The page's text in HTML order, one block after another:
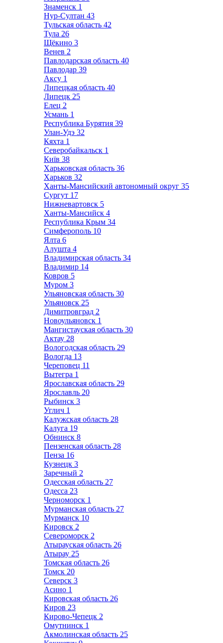
Знаменск 1
Нур-Султан 43
Тульская область 42
Тула 26
Щёкино 3
Венев 2
Павлодарская область 40
Павлодар 39
Аксу 1
Липецкая область 40
Липецк 25
Елец 2
Усмань 1
Республика Бурятия 39
Улан-Удэ 32
Кяхта 1
Северобайкальск 1
Київ 38
Харьковская область 36
Харьков 32
Ханты-Мансийский автономный округ 35
Сургут 17
Нижневартовск 5
Ханты-Мансийск 4
Республика Крым 34
Симферополь 10
Ялта 6
Алушта 4
Владимирская область 34
Владимир 14
Ковров 5
Муром 3
Ульяновская область 30
Ульяновск 25
Димитровград 2
Новоульяновск 1
Мангистауская область 30
Актау 28
Вологодская область 29
Вологда 13
Череповец 11
Вытегра 1
Ярославская область 29
Ярославль 20
Рыбинск 3
Углич 1
Калужская область 28
Калуга 19
Обнинск 8
Пензенская область 28
Пенза 16
Кузнецк 3
Заречный 2
Одесская область 27
Одесса 23
Черноморск 1
Мурманская область 27
Мурманск 10
Кировск 2
Североморск 2
Атырауская область 26
Атырау 25
Томская область 26
Томск 20
Северск 3
Асино 1
Кировская область 26
Киров 23
Кирово-Чепецк 2
Омутнинск 1
Акмолинская область 25